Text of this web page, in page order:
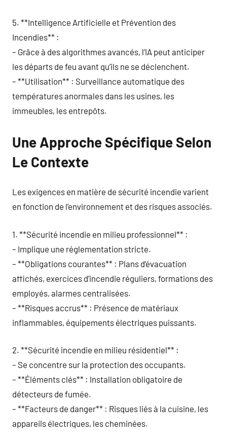
5. **Intelligence Artificielle et Prévention des
Incendies** :
– Grâce à des algorithmes avancés, l’IA peut anticiper
les départs de feu avant qu’ils ne se déclenchent.
– **Utilisation** : Surveillance automatique des
températures anormales dans les usines, les
immeubles, les entrepôts.
Une Approche Spécifique Selon
Le Contexte
Les exigences en matière de sécurité incendie varient
en fonction de l’environnement et des risques associés.
1. **Sécurité incendie en milieu professionnel** :
– Implique une réglementation stricte.
– **Obligations courantes** : Plans d’évacuation
affichés, exercices d’incendie réguliers, formations des
employés, alarmes centralisées.
– **Risques accrus** : Présence de matériaux
inflammables, équipements électriques puissants.
2. **Sécurité incendie en milieu résidentiel** :
– Se concentre sur la protection des occupants.
– **Éléments clés** : Installation obligatoire de
détecteurs de fumée.
– **Facteurs de danger** : Risques liés à la cuisine, les
appareils électriques, les cheminées.